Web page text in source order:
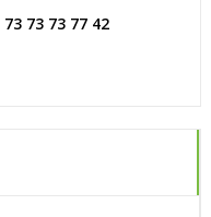
73 73 73 77 42